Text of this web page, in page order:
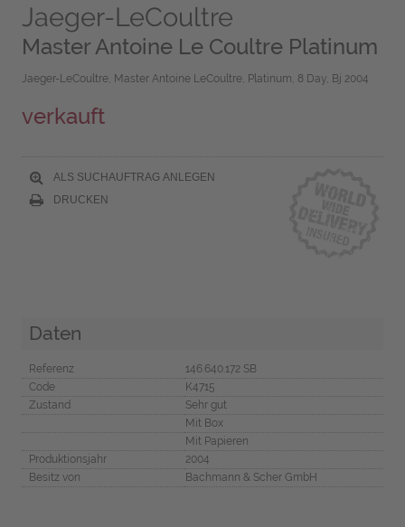
Jaeger-LeCoultre
Master Antoine Le Coultre Platinum
Jaeger-LeCoultre, Master Antoine LeCoultre, Platinum, 8 Day, Bj 2004
verkauft
ALS SUCHAUFTRAG ANLEGEN
DRUCKEN
Daten
Referenz
146.640.172 SB
Code
K4715
Zustand
Sehr gut
Mit Box
Mit Papieren
Produktionsjahr
2004
Besitz von
Bachmann & Scher GmbH